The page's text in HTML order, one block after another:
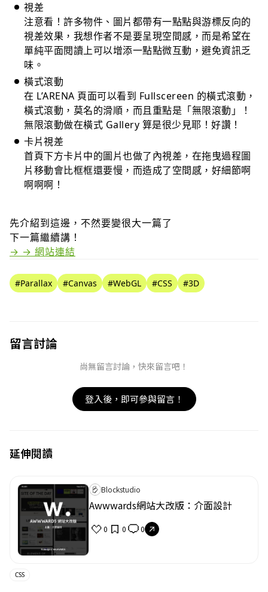
視差
注意看！許多物件、圖片都帶有一點點與游標反向的
視差效果，我想作者不是要呈現空間感，而是希望在
單純平面閱讀上可以增添一點點微互動，避免資訊乏
味。
橫式滾動
在 L’ARENA 頁面可以看到 Fullscereen 的橫式滾動，
橫式滾動，莫名的滑順，而且重點是「無限滾動」！
無限滾動做在橫式 Gallery 算是很少見耶！好讚！
卡片視差
首頁下方卡片中的圖片也做了內視差，在拖曳過程圖
片移動會比框框還要慢，而造成了空間感，好細節啊
啊啊啊！
先介紹到這邊，不然要變很大一篇了
下一篇繼續講！
→ → 網站連結
#Parallax #Canvas #WebGL #CSS #3D
留言討論
尚無留言討論，快來留言吧！
登入後，即可參與留言！
延伸閱讀
Blockstudio
Awwwards網站大改版：介面設計
0 0 0
CSS